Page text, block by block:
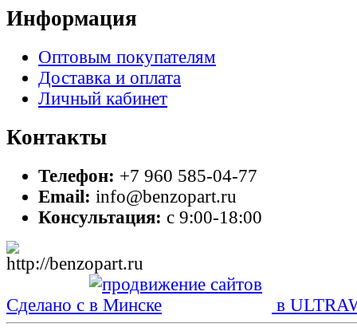
Информация
Оптовым покупателям
Доставка и оплата
Личный кабинет
Контакты
Телефон: +7 960 585-04-77
Email: info@benzopart.ru
Консультация: с 9:00-18:00
Сделано с в